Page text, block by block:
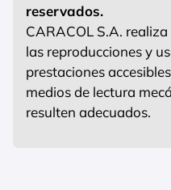
reservados.
CARACOL S.A.
las reproducciones y
prestaciones
medios de lectura
resulten adecuados.